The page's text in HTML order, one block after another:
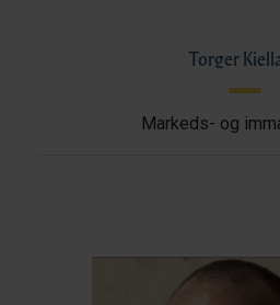
Torger
Markeds- og